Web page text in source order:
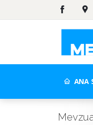
ANA